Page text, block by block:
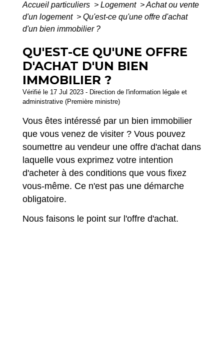
Accueil particuliers > Logement >Achat ou vente
d'un logement > Qu'est-ce qu'une offre d'achat
d'un bien immobilier ?
QU'EST-CE QU'UNE OFFRE
D'ACHAT D'UN BIEN
IMMOBILIER ?
Vérifié le 17 Jul 2023 - Direction de l'information légale et
administrative (Première ministre)
Vous êtes intéressé par un bien immobilier
que vous venez de visiter ? Vous pouvez
soumettre au vendeur une offre d'achat dans
laquelle vous exprimez votre intention
d'acheter à des conditions que vous fixez
vous-même. Ce n'est pas une démarche
obligatoire.
Nous faisons le point sur l'offre d'achat.